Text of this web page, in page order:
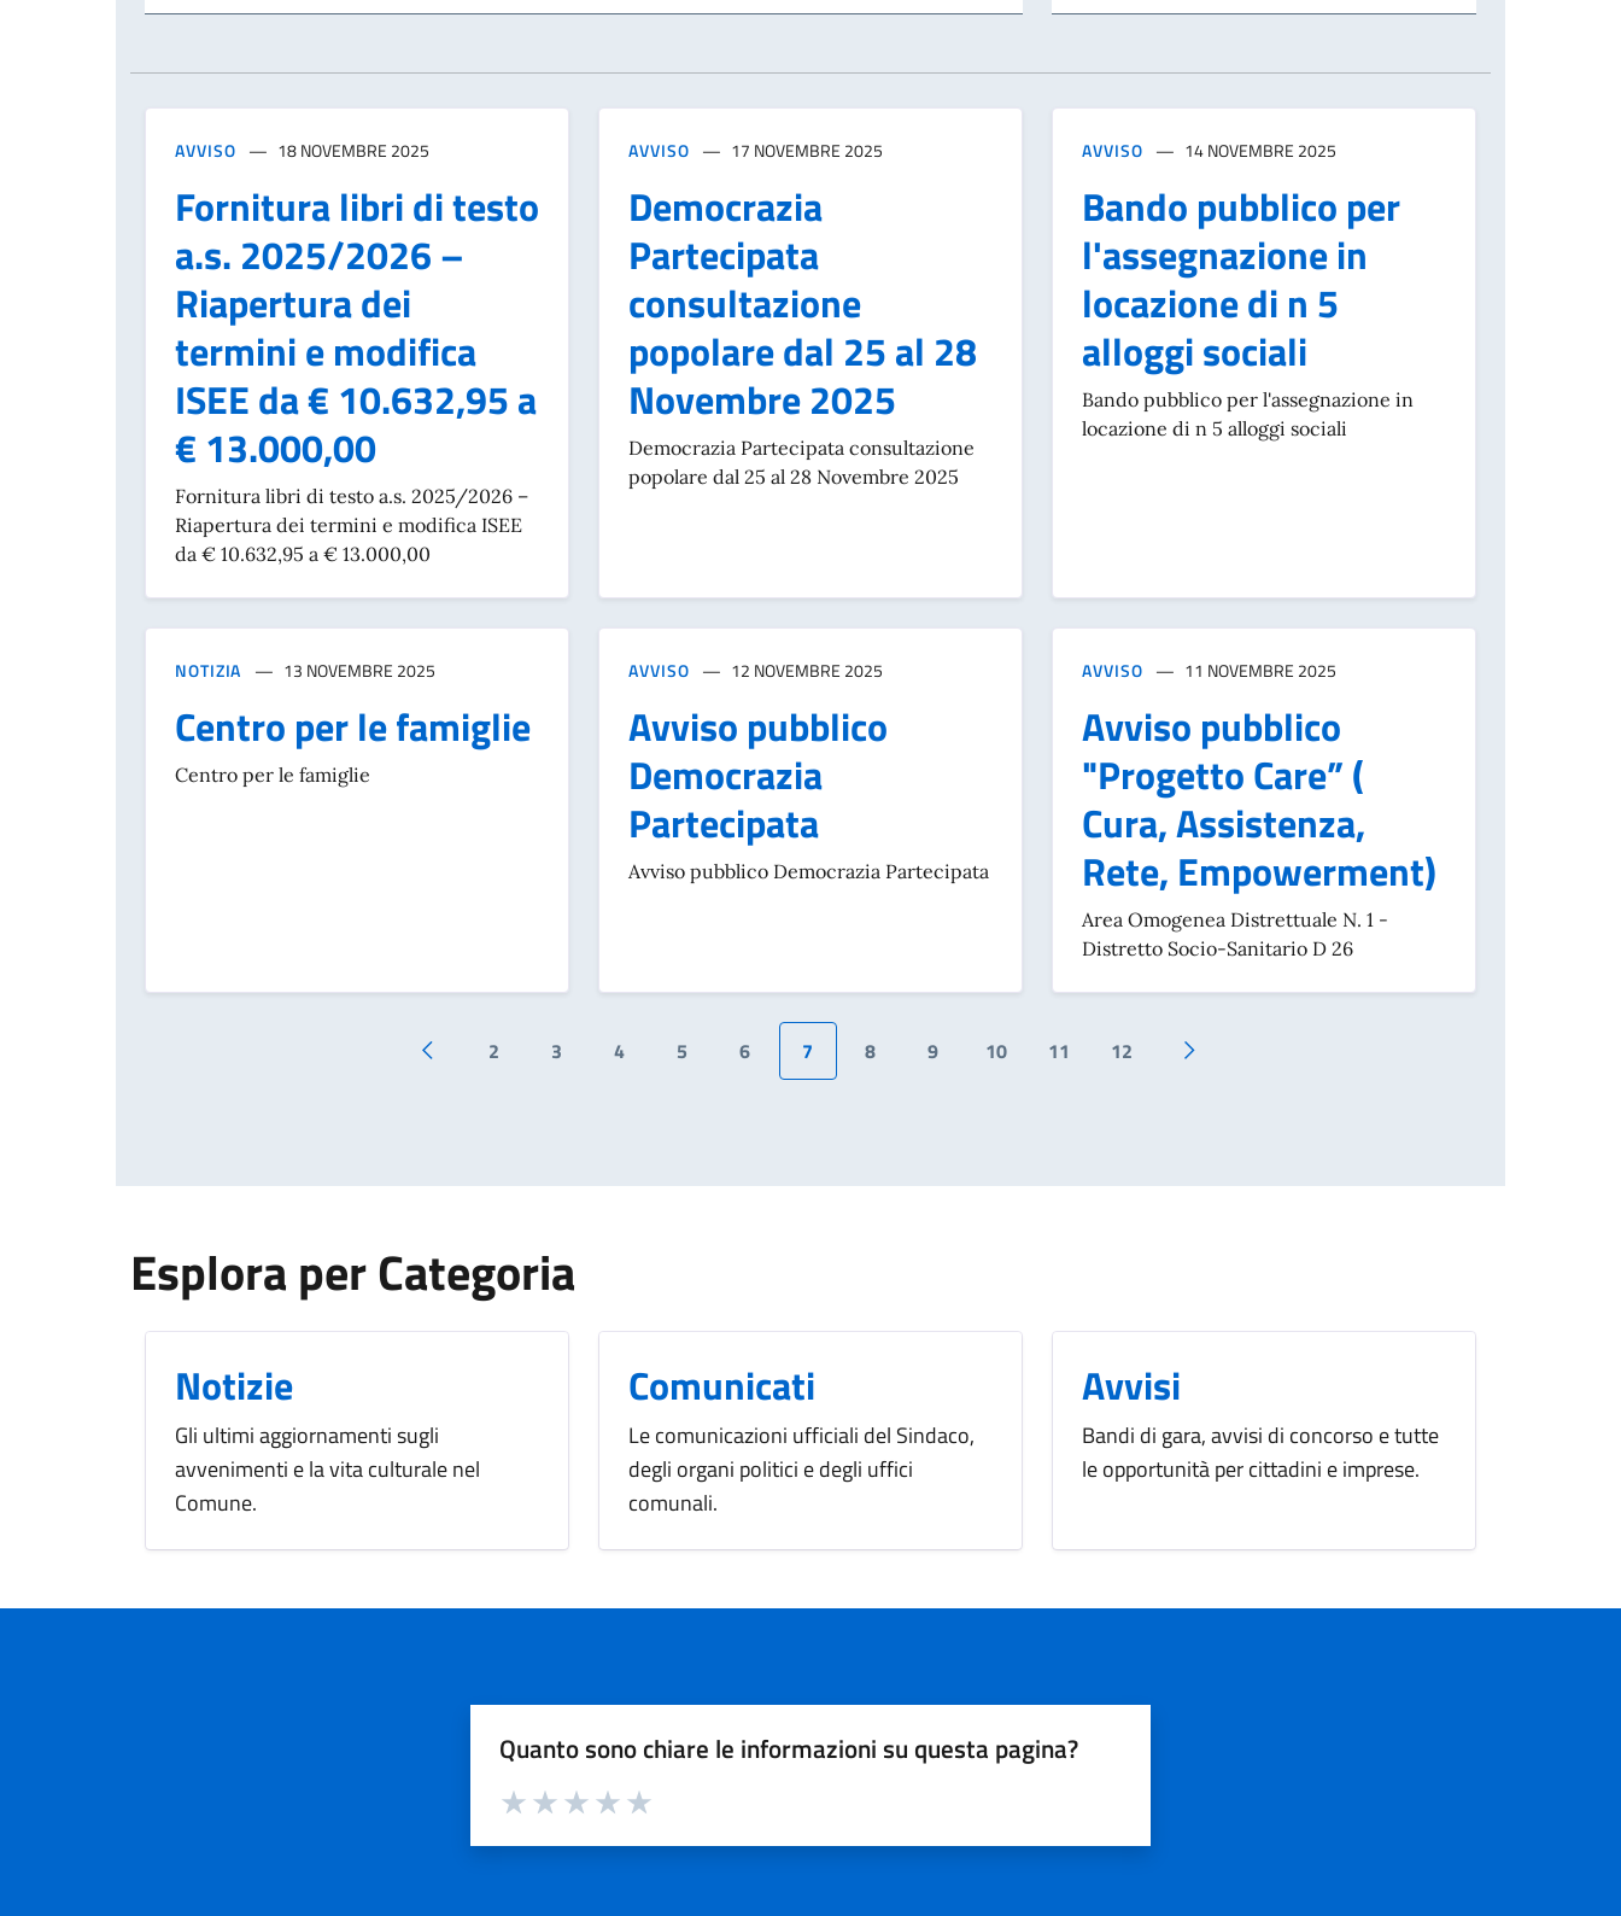
AVVISO 18 NOVEMBRE 2025
Fornitura libri di testo
a.s. 2025/2026 –
Riapertura dei
termini e modifica
ISEE da € 10.632,95 a
€ 13.000,00
Fornitura libri di testo a.s. 2025/2026 –
Riapertura dei termini e modifica ISEE
da € 10.632,95 a € 13.000,00
AVVISO 17 NOVEMBRE 2025
Democrazia
Partecipata
consultazione
popolare dal 25 al 28
Novembre 2025
Democrazia Partecipata consultazione
popolare dal 25 al 28 Novembre 2025
AVVISO 14 NOVEMBRE 2025
Bando pubblico per
l'assegnazione in
locazione di n 5
alloggi sociali
Bando pubblico per l'assegnazione in
locazione di n 5 alloggi sociali
NOTIZIA 13 NOVEMBRE 2025
Centro per le famiglie
Centro per le famiglie
AVVISO 12 NOVEMBRE 2025
Avviso pubblico
Democrazia
Partecipata
Avviso pubblico Democrazia Partecipata
AVVISO 11 NOVEMBRE 2025
Avviso pubblico
"Progetto Care” (
Cura, Assistenza,
Rete, Empowerment)
Area Omogenea Distrettuale N. 1 -
Distretto Socio-Sanitario D 26
Pagina precedente
2 3 4 5 6 7 8 9 10 11 12
Pagina successiva
Esplora per Categoria
Notizie
Gli ultimi aggiornamenti sugli
avvenimenti e la vita culturale nel
Comune.
Comunicati
Le comunicazioni ufficiali del Sindaco,
degli organi politici e degli uffici
comunali.
Avvisi
Bandi di gara, avvisi di concorso e tutte
le opportunità per cittadini e imprese.
Quanto sono chiare le informazioni su questa pagina?